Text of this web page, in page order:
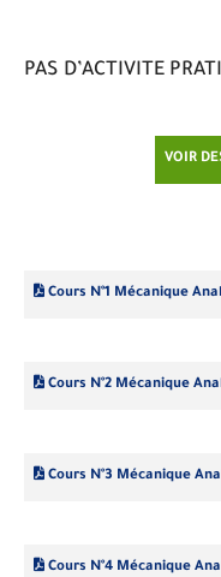
PAS D’ACTIVITE
VOIR
Cours N°1 Mécanique
Cours N°2 Mécanique
Cours N°3 Mécanique
Cours N°4 Mécanique